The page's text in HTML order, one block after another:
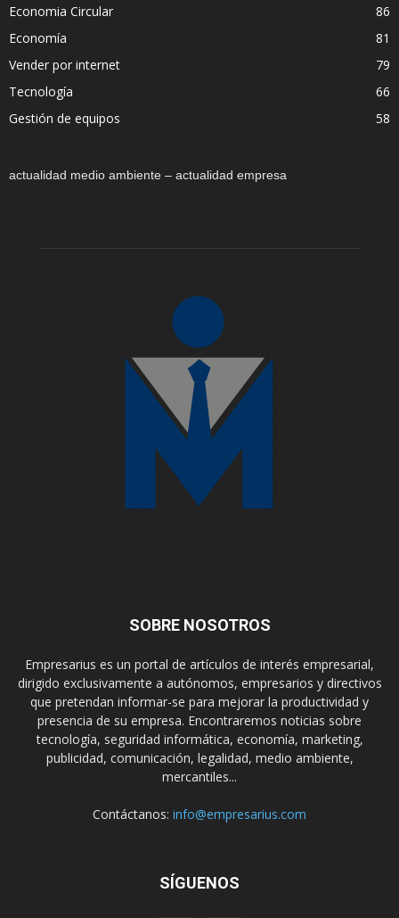
Economia Circular
86
Economía
81
Vender por internet
79
Tecnología
66
Gestión de equipos
58
actualidad medio ambiente – actualidad empresa
SOBRE NOSOTROS
Empresarius es un portal de artículos de interés empresarial,
dirigido exclusivamente a autónomos, empresarios y directivos
que pretendan informar-se para mejorar la productividad y
presencia de su empresa. Encontraremos noticias sobre
tecnología, seguridad informática, economía, marketing,
publicidad, comunicación, legalidad, medio ambiente,
mercantiles...
Contáctanos: info@empresarius.com
SÍGUENOS